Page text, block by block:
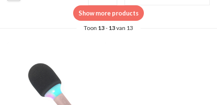
Show more products
Toon 13- 13van 13